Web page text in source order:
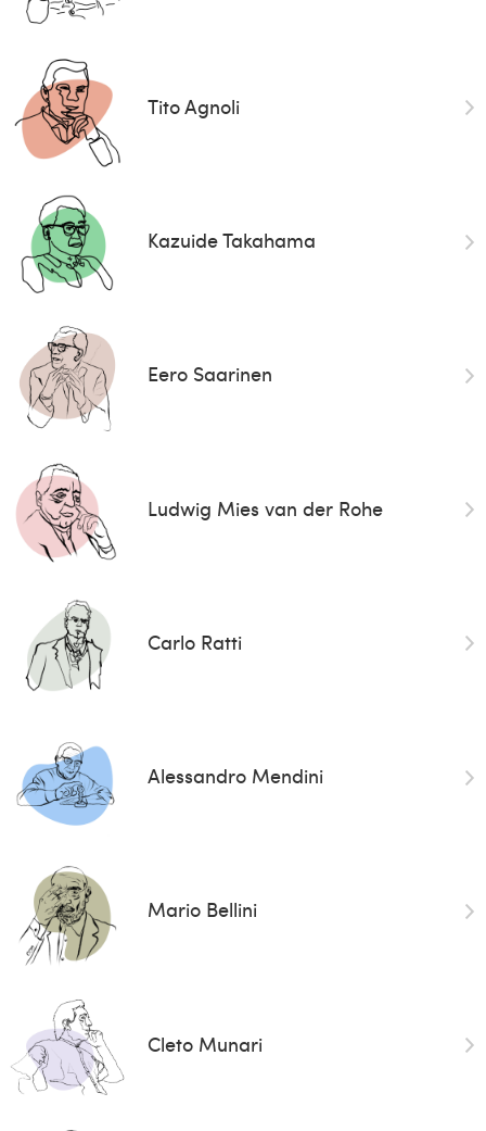
Tito Agnoli
Kazuide Takahama
Eero Saarinen
Ludwig Mies van der Rohe
Carlo Ratti
Alessandro Mendini
Mario Bellini
Cleto Munari